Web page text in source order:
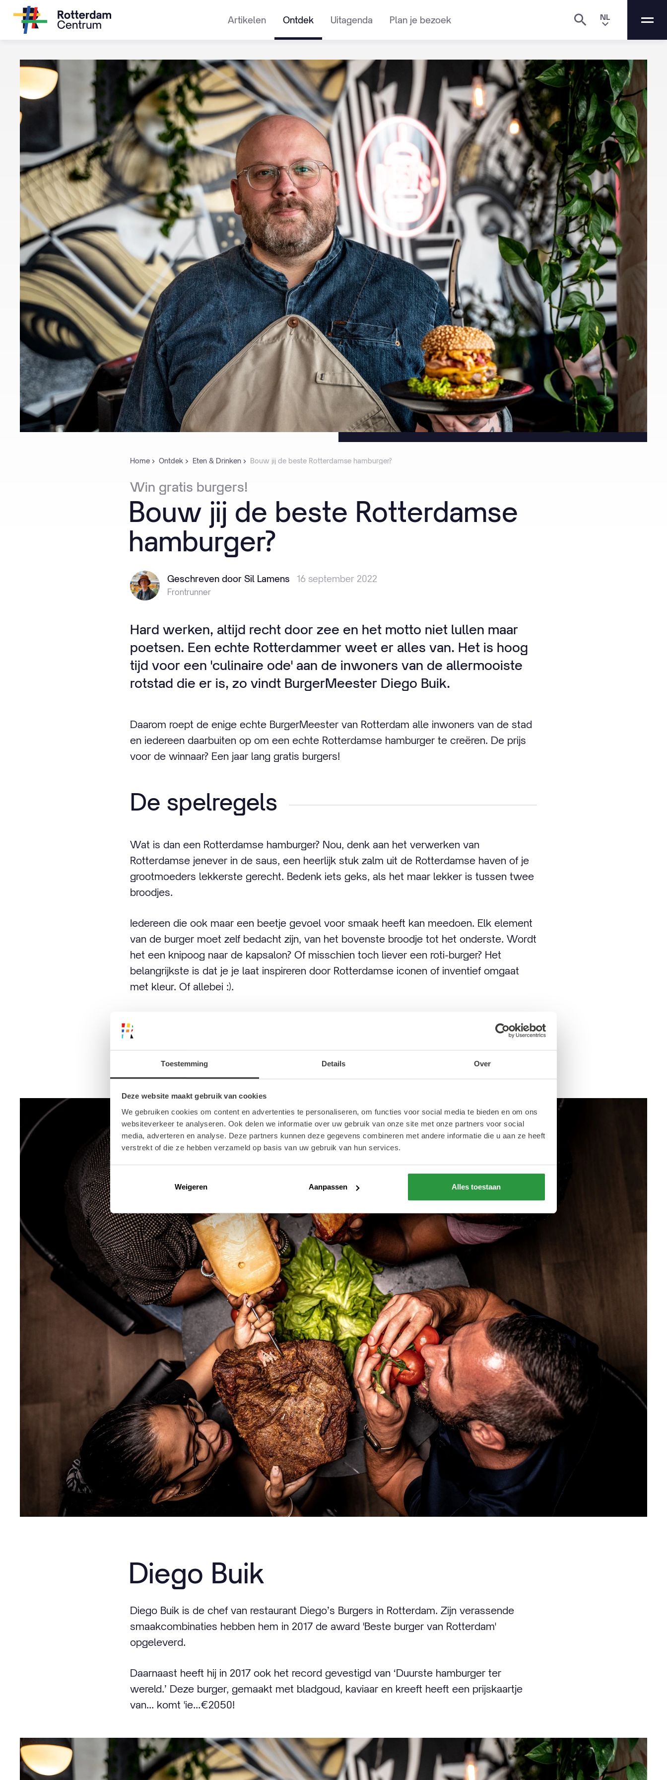
Toestemming Details Over
Deze website maakt gebruik van cookies
We gebruiken cookies om content en advertenties te personaliseren, om functies voor social media te bieden en om ons
websiteverkeer te analyseren. Ook delen we informatie over uw gebruik van onze site met onze partners voor social
media, adverteren en analyse. Deze partners kunnen deze gegevens combineren met andere informatie die u aan ze heeft
verstrekt of die ze hebben verzameld op basis van uw gebruik van hun services.
Weigeren Aanpassen Alles toestaan
Artikelen Ontdek Uitagenda Plan je bezoek NL
Home Ontdek Eten & Drinken Bouw jij de beste Rotterdamse hamburger?
Win gratis burgers!
Bouw jij de beste Rotterdamse
hamburger?
Geschreven door Sil Lamens 16 september 2022
Frontrunner
Hard werken, altijd recht door zee en het motto niet lullen maar
poetsen. Een echte Rotterdammer weet er alles van. Het is hoog
tijd voor een 'culinaire ode' aan de inwoners van de allermooiste
rotstad die er is, zo vindt BurgerMeester Diego Buik.
Daarom roept de enige echte BurgerMeester van Rotterdam alle inwoners van de stad
en iedereen daarbuiten op om een echte Rotterdamse hamburger te creëren. De prijs
voor de winnaar? Een jaar lang gratis burgers!
De spelregels
Wat is dan een Rotterdamse hamburger? Nou, denk aan het verwerken van
Rotterdamse jenever in de saus, een heerlijk stuk zalm uit de Rotterdamse haven of je
grootmoeders lekkerste gerecht. Bedenk iets geks, als het maar lekker is tussen twee
broodjes.
Iedereen die ook maar een beetje gevoel voor smaak heeft kan meedoen. Elk element
van de burger moet zelf bedacht zijn, van het bovenste broodje tot het onderste. Wordt
het een knipoog naar de kapsalon? Of misschien toch liever een roti-burger? Het
belangrijkste is dat je je laat inspireren door Rotterdamse iconen of inventief omgaat
met kleur. Of allebei :).
ingezonden worden via de website van
. De winnaar wordt met een
feestelijke onthulling bekendgemaakt en gaat naar huis met de hoofdprijs: een jaar lang
hambo'sbij Diego's Burgers!
Diego Buik
Diego Buik is de chef van restaurant Diego’s Burgers in Rotterdam. Zijn verassende
smaakcombinaties hebben hem in 2017 de award 'Beste burger van Rotterdam'
opgeleverd.
Daarnaast heeft hij in 2017 ook het record gevestigd van ‘Duurste hamburger ter
wereld.’ Deze burger, gemaakt met bladgoud, kaviaar en kreeft heeft een prijskaartje
van... komt 'ie...€2050!